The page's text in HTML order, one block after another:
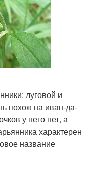
луговой и
похож на иван-да-
у него нет, а
характерен
название